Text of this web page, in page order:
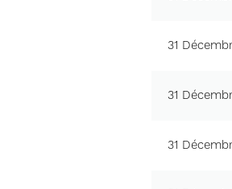
31
31
31